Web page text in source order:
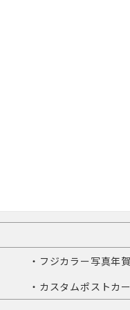
・フジカラー写真年
・カスタムポストカ